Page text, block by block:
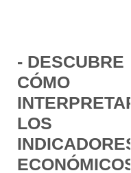
- DESCUBRE
CÓMO
INTERPRETAR
LOS
INDICADORES
ECONÓMICOS